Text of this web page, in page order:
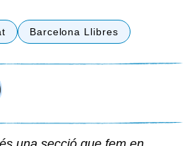
Barcelona Llibres